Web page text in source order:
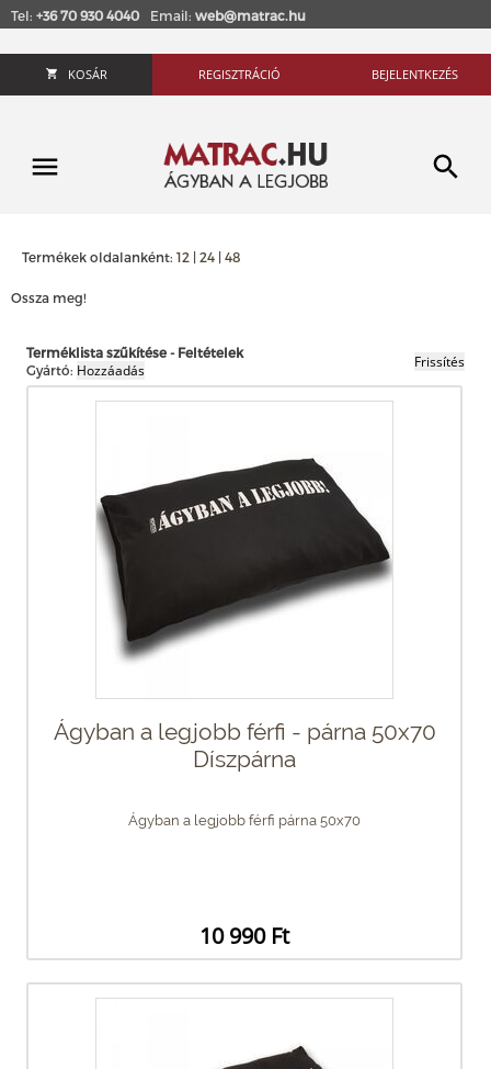
Tel: +36 70 930 4040 Email: web@matrac.hu
KOSÁR REGISZTRÁCIÓ BEJELENTKEZÉS
Termékek oldalanként: 12 | 24 | 48
Ossza meg!
Terméklista szűkítése - Feltételek
Gyártó:
Ágyban a legjobb férfi - párna 50x70
Díszpárna
Ágyban a legjobb férfi párna 50x70
10 990 Ft